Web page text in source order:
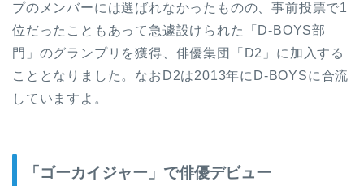
プのメンバーには選ばれなかったものの、事前投票で1
位だったこともあって急遽設けられた「D-BOYS部
門」のグランプリを獲得、俳優集団「D2」に加入する
こととなりました。なおD2は2013年にD-BOYSに合流
していますよ。
「ゴーカイジャー」で俳優デビュー